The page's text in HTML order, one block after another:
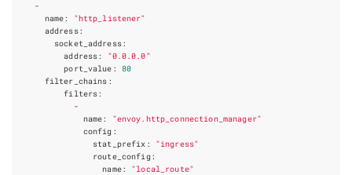
-
name:
"http_listener"
address:
socket_address:
address:
"0.0.0.0"
port_value :
80
filter_chains :
filters:
-
name:
"envoy.http_connection_manager"
config :
stat_prefix :
"ingress"
route_config:
name:
"local_route"